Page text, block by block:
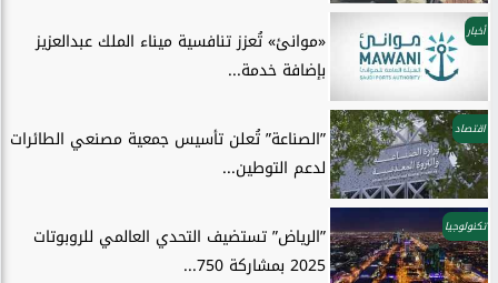
أخبار
«موانئ» تُعزز تنافسية ميناء الملك عبدالعزيز
بإضافة خدمة...
اقتصاد
”الصناعة” تُعلن تأسيس جمعية مصنعي الطائرات
لدعم التوطين...
تكنولوجيا
”الرياض” تستضيف التحدي العالمي للروبوتات
2025 بمشاركة 750...